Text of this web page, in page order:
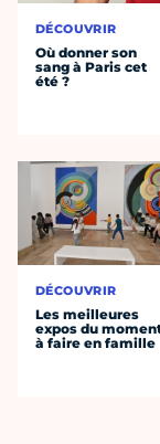
DÉCOUVRIR
Où donner son
sang à Paris cet
été ?
DÉCOUVRIR
Les meilleures
expos du
à faire en famille